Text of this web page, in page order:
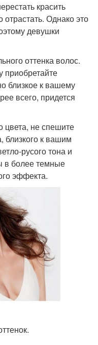
красить
Однако это
девушки
оттенка волос.
приобретайте
близкое к вашему
всего, придется
цвета, не спешите
близкого к вашим
русого тона и
в более темные
эффекта.